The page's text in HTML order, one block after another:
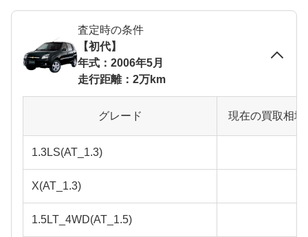
査定時の条件
【初代】
年式：2006年5月
走行距離：2万km
グレード 現在の買取相
1.3LS(AT_1.3)
X(AT_1.3)
1.5LT_4WD(AT_1.5)